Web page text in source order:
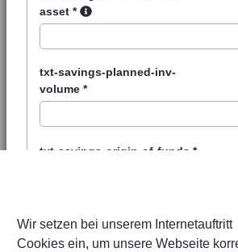
Wir setzen bei unserem Internetauftritt
Cookies ein, um unsere Webseite
asset *
txt-savings-planned-inv-
volume *
txt-savings-origin-of-funds *
txt-savings-security-